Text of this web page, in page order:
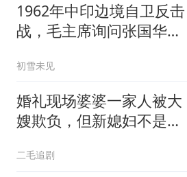
1962年中印边境自卫反击
战，毛主席询问张国华能
初雪未见
婚礼现场婆婆一家人被大
嫂欺负，但新媳妇不是好
二毛追剧